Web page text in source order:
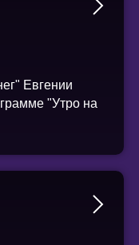
Евгении
"Утро на